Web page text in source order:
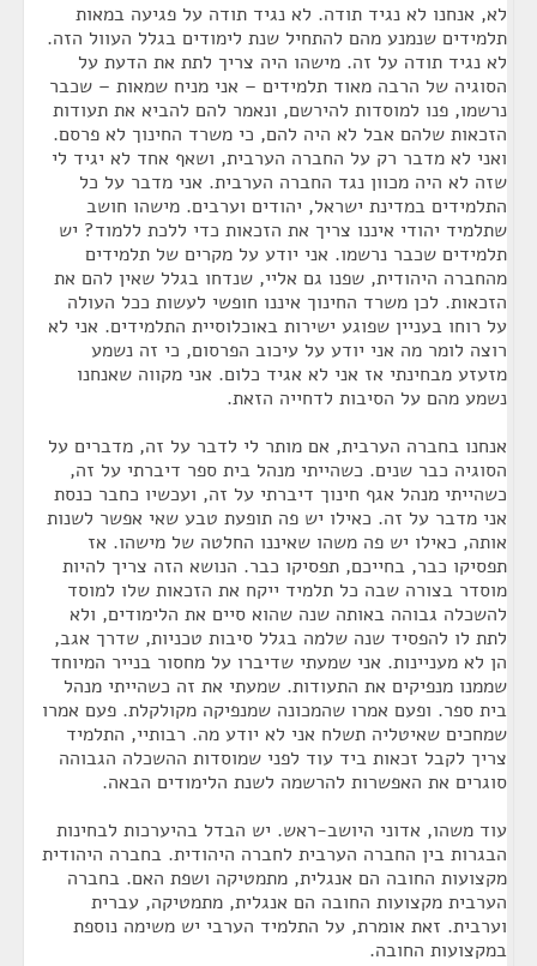
לא, אנחנו לא נגיד תודה. לא נגיד תודה על פגיעה במאות
תלמידים שנמנע מהם להתחיל שנת לימודים בגלל העוול הזה.
לא נגיד תודה על זה. מישהו היה צריך לתת את הדעת על
הסוגיה של הרבה מאוד תלמידים – אני מניח שמאות – שכבר
נרשמו, פנו למוסדות להירשם, ונאמר להם להביא את תעודות
הזכאות שלהם אבל לא היה להם, כי משרד החינוך לא פרסם.
ואני לא מדבר רק על החברה הערבית, ושאף אחד לא יגיד לי
שזה לא היה מכוון נגד החברה הערבית. אני מדבר על כל
התלמידים במדינת ישראל, יהודים וערבים. מישהו חושב
שתלמיד יהודי איננו צריך את הזכאות כדי ללכת ללמוד? יש
תלמידים שכבר נרשמו. אני יודע על מקרים של תלמידים
מהחברה היהודית, שפנו גם אליי, שנדחו בגלל שאין להם את
הזכאות. לכן משרד החינוך איננו חופשי לעשות ככל העולה
על רוחו בעניין שפוגע ישירות באוכלוסיית התלמידים. אני לא
רוצה לומר מה אני יודע על עיכוב הפרסום, כי זה נשמע
מזעזע מבחינתי אז אני לא אגיד כלום. אני מקווה שאנחנו
נשמע מהם על הסיבות לדחייה הזאת.
אנחנו בחברה הערבית, אם מותר לי לדבר על זה, מדברים על
הסוגיה כבר שנים. כשהייתי מנהל בית ספר דיברתי על זה,
כשהייתי מנהל אגף חינוך דיברתי על זה, ועכשיו כחבר כנסת
אני מדבר על זה. כאילו יש פה תופעת טבע שאי אפשר לשנות
אותה, כאילו יש פה משהו שאיננו החלטה של מישהו. אז
תפסיקו כבר, בחייכם, תפסיקו כבר. הנושא הזה צריך להיות
מוסדר בצורה שבה כל תלמיד ייקח את הזכאות שלו למוסד
להשכלה גבוהה באותה שנה שהוא סיים את הלימודים, ולא
לתת לו להפסיד שנה שלמה בגלל סיבות טכניות, שדרך אגב,
הן לא מעניינות. אני שמעתי שדיברו על מחסור בנייר המיוחד
שממנו מנפיקים את התעודות. שמעתי את זה כשהייתי מנהל
בית ספר. ופעם אמרו שהמכונה שמנפיקה מקולקלת. פעם אמרו
שמחכים שאיטליה תשלח אני לא יודע מה. רבותיי, התלמיד
צריך לקבל זכאות ביד עוד לפני שמוסדות ההשכלה הגבוהה
סוגרים את האפשרות להרשמה לשנת הלימודים הבאה.
עוד משהו, אדוני היושב-ראש. יש הבדל בהיערכות לבחינות
הבגרות בין החברה הערבית לחברה היהודית. בחברה היהודית
מקצועות החובה הם אנגלית, מתמטיקה ושפת האם. בחברה
הערבית מקצועות החובה הם אנגלית, מתמטיקה, עברית
וערבית. זאת אומרת, על התלמיד הערבי יש משימה נוספת
במקצועות החובה.